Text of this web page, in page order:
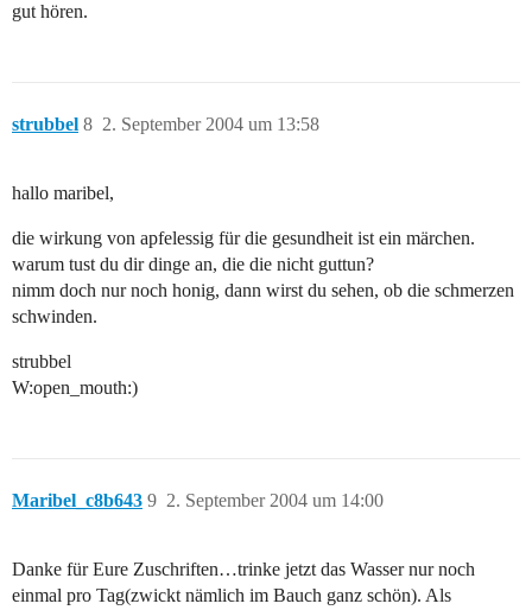
gut hören.
strubbel 2. September 2004 um 13:58
8
hallo maribel,
die wirkung von apfelessig für die gesundheit ist ein märchen.
warum tust du dir dinge an, die die nicht guttun?
nimm doch nur noch honig, dann wirst du sehen, ob die schmerzen
schwinden.
strubbel
W:open_mouth:)
Maribel_c8b643 2. September 2004 um 14:00
9
Danke für Eure Zuschriften…trinke jetzt das Wasser nur noch
einmal pro Tag(zwickt nämlich im Bauch ganz schön). Als